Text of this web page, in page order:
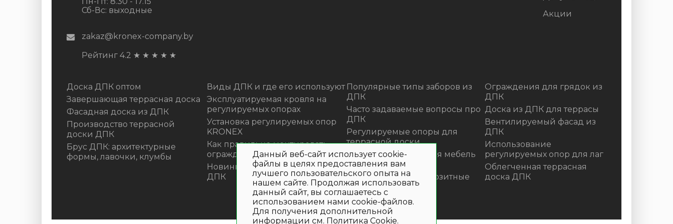
Сб-Вс: выходные
zakaz@kronex-company.by
Рейтинг 4.2 ★ ★ ★ ★ ★
Акции
Доска ДПК оптом
Завершающая террасная доска
Фасадная доска из ДПК
Производство террасной
доски ДПК
Брус ДПК: архитектурные
формы, лавочки, клумбы
Виды ДПК и где его используют
Эксплуатируемая кровля на
регулируемых опорах
Установка регулируемых опор
KRONEX
Как правильно монтировать
ограждения из ДПК?
Новинка! Моющее средство для
ДПК
Популярные типы заборов из
ДПК
Часто задаваемые вопросы про
ДПК
Регулируемые опоры для
террасной доски
Премиальная садовая мебель
из ротанга Outdoor
Нескользящие композитные
ступени
Ограждения для грядок из
ДПК
Доска из ДПК для террасы
Вентилируемый фасад из
ДПК
Использование
регулируемых опор для лаг
Облегченная террасная
доска ДПК
Данный веб-сайт использует cookie-
файлы в целях предоставления вам
лучшего пользовательского опыта на
нашем сайте. Продолжая использовать
данный сайт, вы соглашаетесь с
использованием нами cookie-файлов.
Для получения дополнительной
информации см. Политика Cookie.